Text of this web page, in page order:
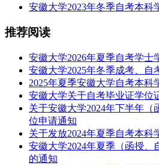
安徽大学2023年冬季自考本科
推荐阅读
安徽大学2026年夏季自考学士
安徽大学2025年冬季成考、自
2025年夏季安徽大学自考本科
安徽大学关于自考毕业证学位
关于安徽大学2024年下半年（
位申请通知
关于发放2024年夏季自考本科
安徽大学2024年夏季（函授、
的通知